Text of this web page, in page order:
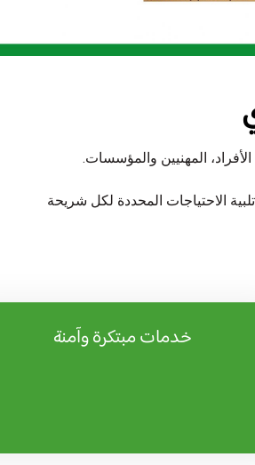
المهنيين والمؤسسات.
الاحتياجات المحددة لكل شريحة
خدمات مبتكرة وآمنة